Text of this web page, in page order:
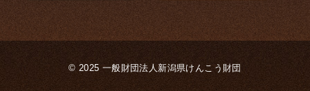
© 2025 一般財団法人新潟県けんこう財団